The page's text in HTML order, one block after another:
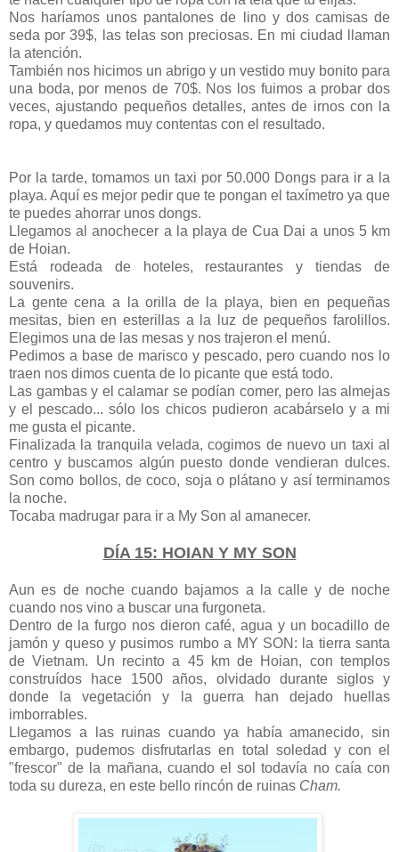
Nos haríamos unos pantalones de lino y dos camisas de
seda por 39$, las telas son preciosas. En mi ciudad llaman
la atención.
También nos hicimos un abrigo y un vestido muy bonito para
una boda, por menos de 70$. Nos los fuimos a probar dos
veces, ajustando pequeños detalles, antes de irnos con la
ropa, y quedamos muy contentas con el resultado.
Por la tarde, tomamos un taxi por 50.000 Dongs para ir a la
playa. Aquí es mejor pedir que te pongan el taxímetro ya que
te puedes ahorrar unos dongs.
Llegamos al anochecer a la playa de Cua Dai a unos 5 km
de Hoian.
Está rodeada de hoteles, restaurantes y tiendas de
souvenirs.
La gente cena a la orilla de la playa, bien en pequeñas
mesitas, bien en esterillas a la luz de pequeños farolillos.
Elegimos una de las mesas y nos trajeron el menú.
Pedimos a base de marisco y pescado, pero cuando nos lo
traen nos dimos cuenta de lo picante que está todo.
Las gambas y el calamar se podían comer, pero las almejas
y el pescado... sólo los chicos pudieron acabárselo y a mi
me gusta el picante.
Finalizada la tranquila velada, cogimos de nuevo un taxi al
centro y buscamos algún puesto donde vendieran dulces.
Son como bollos, de coco, soja o plátano y así terminamos
la noche.
Tocaba madrugar para ir a My Son al amanecer.
DÍA 15: HOIAN Y MY SON
Aun es de noche cuando bajamos a la calle y de noche
cuando nos vino a buscar una furgoneta.
Dentro de la furgo nos dieron café, agua y un bocadillo de
jamón y queso y pusimos rumbo a MY SON: la tierra santa
de Vietnam. Un recinto a 45 km de Hoian, con templos
construídos hace 1500 años, olvidado durante siglos y
donde la vegetación y la guerra han dejado huellas
imborrables.
Llegamos a las ruinas cuando ya había amanecido, sin
embargo, pudemos disfrutarlas en total soledad y con el
"frescor" de la mañana, cuando el sol todavía no caía con
toda su dureza, en este bello rincón de ruinas Cham.